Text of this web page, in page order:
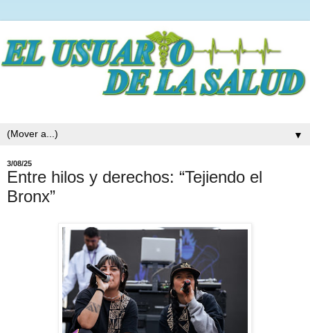
▼
3/08/25
Entre hilos y derechos: “Tejiendo el
Bronx”